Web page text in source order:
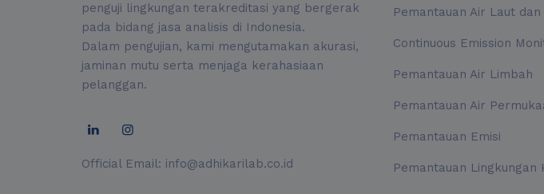
penguji lingkungan terakreditasi yang bergerak
pada bidang jasa analisis di Indonesia.
Dalam pengujian, kami mengutamakan akurasi,
jaminan mutu serta menjaga kerahasiaan
pelanggan.
Official Email: info@adhikarilab.co.id
Pemantauan Air Laut
Continuous Emission
Pemantauan Air Limbah
Pemantauan Air
Pemantauan Emisi
Pemantauan Lingkungan